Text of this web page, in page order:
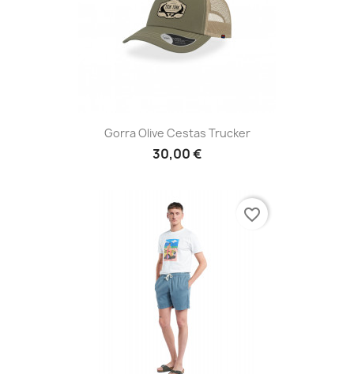
Gorra Olive Cestas Trucker
30,00 €
favorite_border